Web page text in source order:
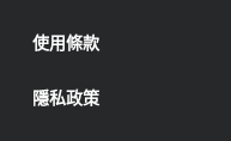
使用條款
隱私政策